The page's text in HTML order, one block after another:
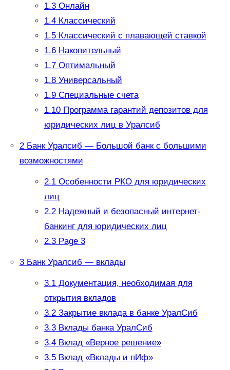
1.3Онлайн
1.4Классический
1.5Классический с плавающей ставкой
1.6Накопительный
1.7Оптимальный
1.8Универсальный
1.9Специальные счета
1.10Программа гарантий депозитов для
юридических лиц в Уралсиб
2Банк Уралсиб — Большой банк с большими
возможностями
2.1Особенности РКО для юридических
лиц
2.2Надежный и безопасный интернет-
банкинг для юридических лиц
2.3Page 3
3Банк Уралсиб — вклады
3.1Документация, необходимая для
открытия вкладов
3.2Закрытие вклада в банке УралСиб
3.3Вклады банка УралСиб
3.4Вклад «Верное решение»
3.5Вклад «Вклады и пИф»